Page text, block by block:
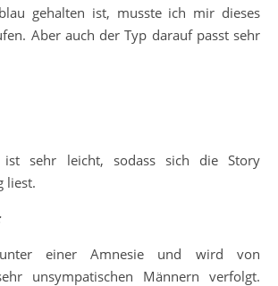
gehalten ist, musste ich mir dieses
Aber auch der Typ darauf passt sehr
ist sehr leicht, sodass sich die Story
liest.
einer Amnesie und wird von
unsympatischen Männern verfolgt.